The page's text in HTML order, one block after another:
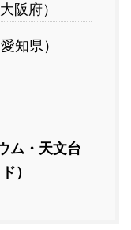
阪府）
知県）
ム・天文台
）